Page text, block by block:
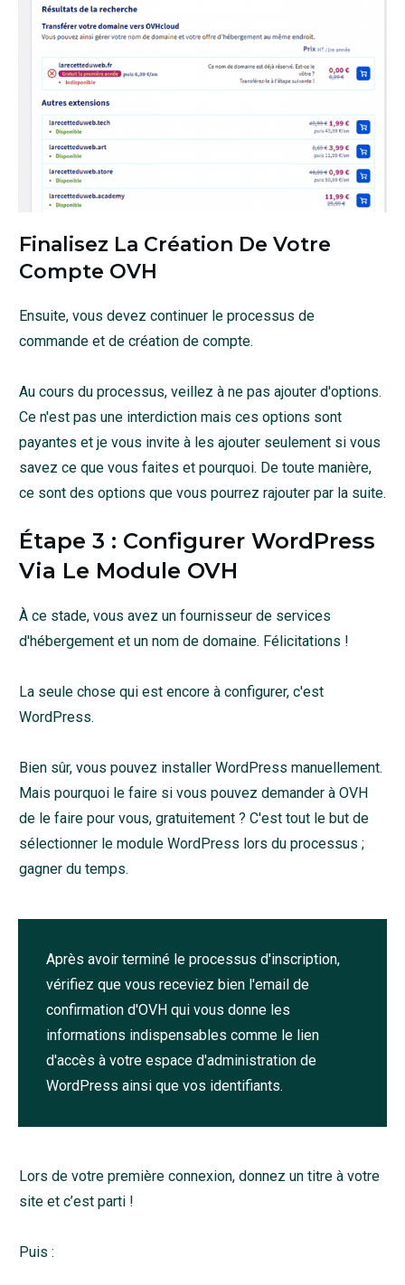
Finalisez La Création De Votre
Compte OVH
Ensuite, vous devez continuer le processus de
commande et de création de compte.
Au cours du processus, veillez à ne pas ajouter d'options.
Ce n'est pas une interdiction mais ces options sont
payantes et je vous invite à les ajouter seulement si vous
savez ce que vous faites et pourquoi. De toute manière,
ce sont des options que vous pourrez rajouter par la suite.
Étape 3 : Configurer WordPress
Via Le Module OVH
À ce stade, vous avez un fournisseur de services
d'hébergement et un nom de domaine. Félicitations !
La seule chose qui est encore à configurer, c'est
WordPress.
Bien sûr, vous pouvez installer WordPress manuellement.
Mais pourquoi le faire si vous pouvez demander à OVH
de le faire pour vous, gratuitement ? C'est tout le but de
sélectionner le module WordPress lors du processus ;
gagner du temps.
Après avoir terminé le processus d'inscription,
vérifiez que vous receviez bien l'email de
confirmation d'OVH qui vous donne les
informations indispensables comme le lien
d'accès à votre espace d'administration de
WordPress ainsi que vos identifiants.
Lors de votre première connexion, donnez un titre à votre
site et c’est parti !
Puis :